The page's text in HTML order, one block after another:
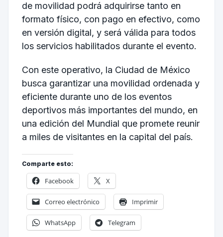
de movilidad podrá adquirirse tanto en
formato físico, con pago en efectivo, como
en versión digital, y será válida para todos
los servicios habilitados durante el evento.
Con este operativo, la Ciudad de México
busca garantizar una movilidad ordenada y
eficiente durante uno de los eventos
deportivos más importantes del mundo, en
una edición del Mundial que promete reunir
a miles de visitantes en la capital del país.
Comparte esto:
Facebook X
Correo electrónico Imprimir
WhatsApp Telegram